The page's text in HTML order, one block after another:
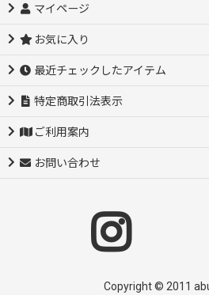
マイページ
お気に入り
最近チェックしたアイテム
特定商取引法表示
ご利用案内
お問い合わせ
Copyright © 2011